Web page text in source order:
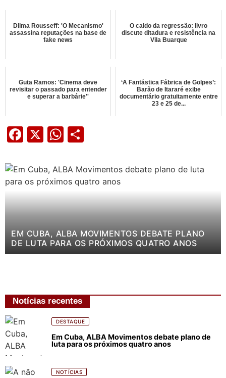
Dilma Rousseff: 'O Mecanismo'
assassina reputações na base de
fake news
O caldo da regressão: livro
discute ditadura e resistência na
Vila Buarque
Guta Ramos: 'Cinema deve
revisitar o passado para entender
e superar a barbárie''
‘A Fantástica Fábrica de Golpes’:
Barão de Itararé exibe
documentário gratuitamente entre
23 e 25 de...
Facebook
X WhatsApp
EM CUBA, ALBA MOVIMENTOS DEBATE PLANO
DE LUTA PARA OS PRÓXIMOS QUATRO ANOS
Notícias recentes
DESTAQUE
Em Cuba, ALBA Movimentos debate plano de
luta para os próximos quatro anos
NOTÍCIAS